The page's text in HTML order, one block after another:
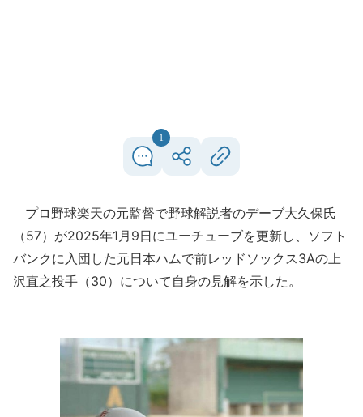
1
プロ野球楽天の元監督で野球解説者のデーブ大久保氏
（57）が2025年1月9日にユーチューブを更新し、ソフト
バンクに入団した元日本ハムで前レッドソックス3Aの上
沢直之投手（30）について自身の見解を示した。